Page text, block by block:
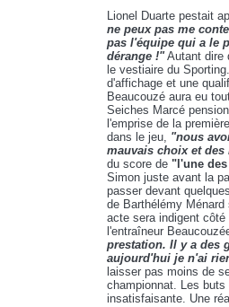
Lionel Duarte pestait
ne peux pas me
pas l'équipe qui a le
dérange !"Autant dire
le vestiaire du
d'affichage et une
Beaucouzé aura eu
Seiches Marcé
l'emprise de la
dans le jeu, "nous
mauvais choix et
du score de "l'une
Simon juste avant la
passer devant
de Barthélémy
acte sera indigent
l'entraîneur
prestation. Il y a des
aujourd'hui je n'ai
laisser pas moins de
championnat. Les
insatisfaisante. Une